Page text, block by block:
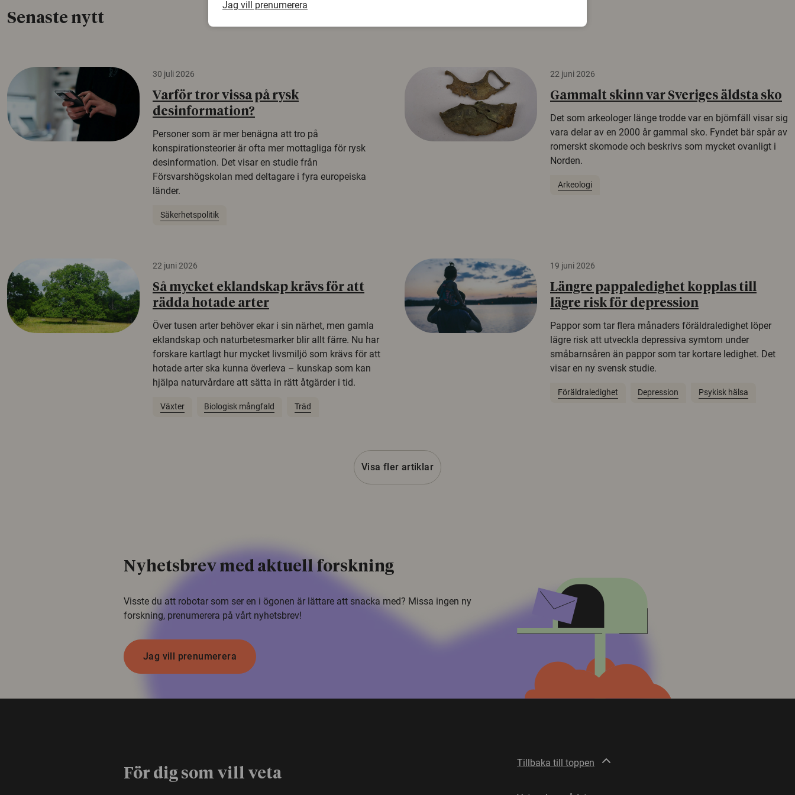
Senaste nytt
30 juli 2026
Varför tror vissa på rysk
desinformation?
Personer som är mer benägna att tro på
konspirationsteorier är ofta mer mottagliga för rysk
desinformation. Det visar en studie från
Försvarshögskolan med deltagare i fyra europeiska
länder.
Säkerhetspolitik
22 juni 2026
Gammalt skinn var Sveriges äldsta sko
Det som arkeologer länge trodde var en björnfäll visar sig
vara delar av en 2000 år gammal sko. Fyndet bär spår av
romerskt skomode och beskrivs som mycket ovanligt i
Norden.
Arkeologi
22 juni 2026
Så mycket eklandskap krävs för att
rädda hotade arter
Över tusen arter behöver ekar i sin närhet, men gamla
eklandskap och naturbetesmarker blir allt färre. Nu har
forskare kartlagt hur mycket livsmiljö som krävs för att
hotade arter ska kunna överleva – kunskap som kan
hjälpa naturvårdare att sätta in rätt åtgärder i tid.
Växter Biologisk mångfald Träd
19 juni 2026
Längre pappaledighet kopplas till
lägre risk för depression
Pappor som tar flera månaders föräldraledighet löper
lägre risk att utveckla depressiva symtom under
småbarnsåren än pappor som tar kortare ledighet. Det
visar en ny svensk studie.
Föräldraledighet Depression Psykisk hälsa
Visa fler artiklar
Nyhetsbrev med aktuell forskning
Visste du att robotar som ser en i ögonen är lättare att snacka med? Missa ingen ny
forskning, prenumerera på vårt nyhetsbrev!
Jag vill prenumerera
För dig som vill veta
Tillbaka till toppen
Jag vill prenumerera